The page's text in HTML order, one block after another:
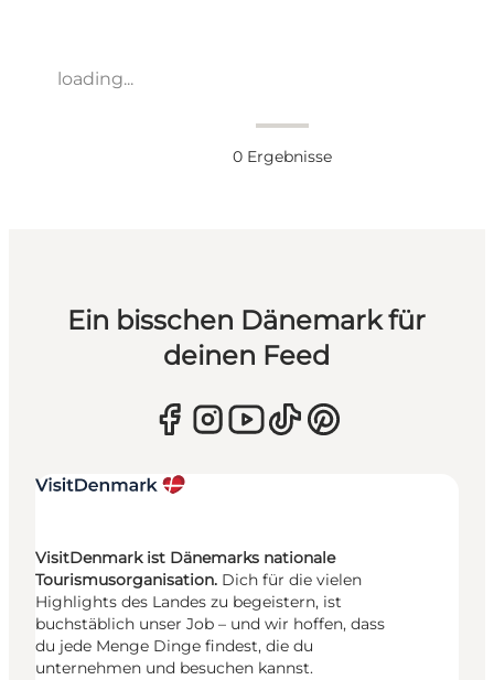
loading...
0 Ergebnisse
Ein bisschen Dänemark für
deinen Feed
VisitDenmark ist Dänemarks nationale
Tourismusorganisation. Dich für die vielen
Highlights des Landes zu begeistern, ist
buchstäblich unser Job – und wir hoffen, dass
du jede Menge Dinge findest, die du
unternehmen und besuchen kannst.